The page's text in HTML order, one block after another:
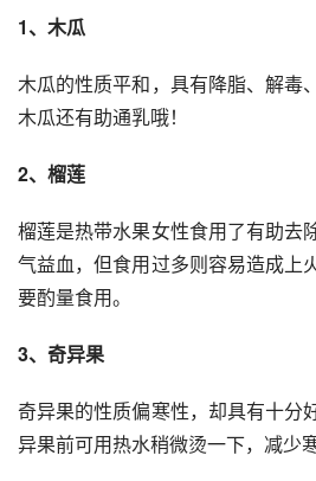
1、木瓜
木瓜的性质平和，具有降脂、解毒
木瓜还有助通乳哦！
2、榴莲
榴莲是热带水果女性食用了有助去
气益血，但食用过多则容易造成上
要酌量食用。
3、奇异果
奇异果的性质偏寒性，却具有十分
异果前可用热水稍微烫一下，减少寒